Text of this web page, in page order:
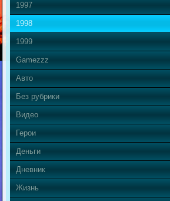
1997
1998
1999
Gamezzz
Авто
Без рубрики
Видео
Герои
Деньги
Дневник
Жизнь